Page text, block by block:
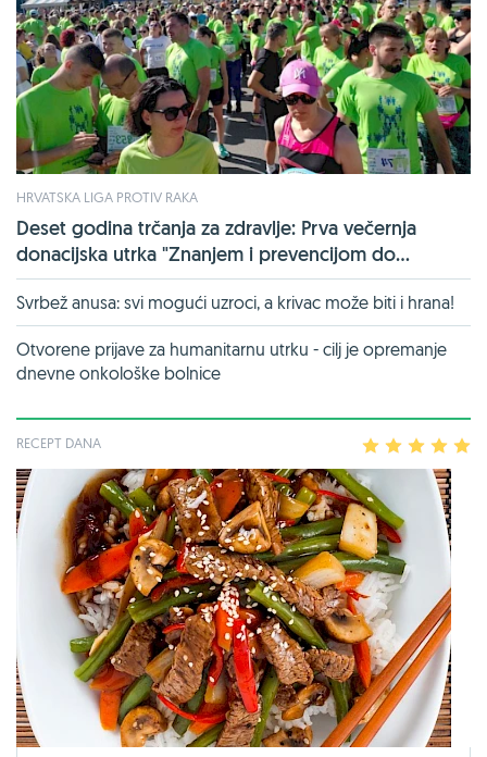
HRVATSKA LIGA PROTIV RAKA
Deset godina trčanja za zdravlje: Prva večernja
donacijska utrka "Znanjem i prevencijom do...
Svrbež anusa: svi mogući uzroci, a krivac može biti i hrana!
Otvorene prijave za humanitarnu utrku - cilj je opremanje
dnevne onkološke bolnice
RECEPT DANA 2 3 4